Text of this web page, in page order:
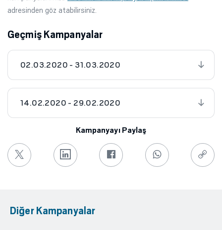
adresinden göz atabilirsiniz.
Geçmiş Kampanyalar
02.03.2020 - 31.03.2020
14.02.2020 - 29.02.2020
Kampanyayı Paylaş
Diğer Kampanyalar